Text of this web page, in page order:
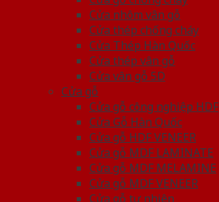
Cửa nhôm vân gỗ
Cửa thép chống cháy
Cửa Thép Hàn Quốc
Cửa thép vân gỗ
Cửa vân gỗ 5D
Cửa gỗ
Cửa gỗ công nghiệp HDF
Cửa Gỗ Hàn Quốc
Cửa gỗ HDF VENEER
Cửa gỗ MDF LAMINATE
Cửa gỗ MDF MELAMINE
Cửa gỗ MDF VENEER
Cửa gỗ tự nhiên